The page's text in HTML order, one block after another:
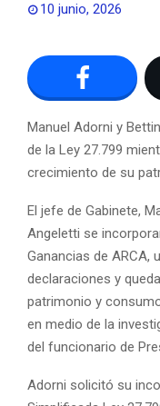
10 junio, 2026
Manuel Adorni y
de la Ley 27.799
crecimiento de su
El jefe de Gabinete,
Angeletti se
Ganancias de ARCA,
declaraciones y
patrimonio y
en medio de la
del funcionario de
Adorni solicitó su